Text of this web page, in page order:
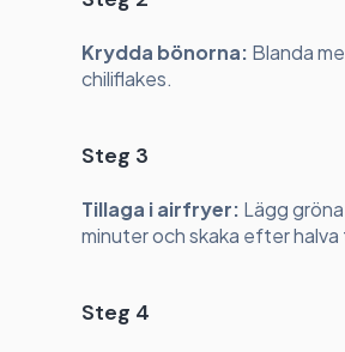
Krydda bönorna: Blanda
chiliflakes.
Steg 3
Tillaga i airfryer: Lägg
minuter och skaka efter halva
Steg 4